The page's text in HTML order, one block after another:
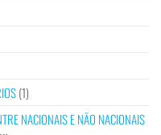
(1)
NACIONAIS E NÃO NACIONAIS